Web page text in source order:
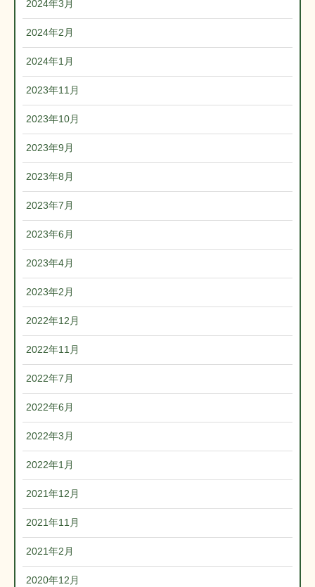
2024年3月
2024年2月
2024年1月
2023年11月
2023年10月
2023年9月
2023年8月
2023年7月
2023年6月
2023年4月
2023年2月
2022年12月
2022年11月
2022年7月
2022年6月
2022年3月
2022年1月
2021年12月
2021年11月
2021年2月
2020年12月